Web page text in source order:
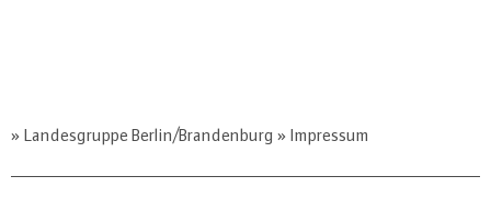
Landesgruppe Berlin/Brandenburg Impressum